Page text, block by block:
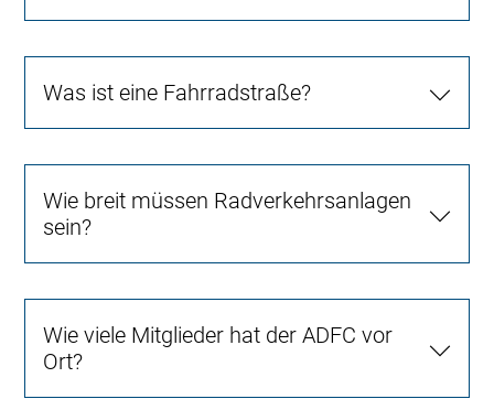
Was ist eine Fahrradstraße?
Wie breit müssen Radverkehrsanlagen
sein?
Wie viele Mitglieder hat der ADFC vor
Ort?